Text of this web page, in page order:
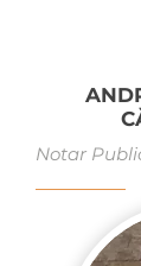
Notar